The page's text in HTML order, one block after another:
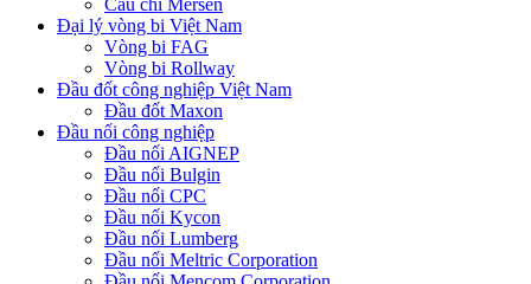
Đại lý vòng bi Việt Nam
Vòng bi FAG
Vòng bi Rollway
Đầu đốt công nghiệp Việt Nam
Đầu đốt Maxon
Đầu nối công nghiệp
Đầu nối AIGNEP
Đầu nối Bulgin
Đầu nối CPC
Đầu nối Kycon
Đầu nối Lumberg
Đầu nối Meltric Corporation